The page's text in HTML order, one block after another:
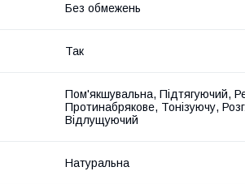
Без обмежень
Так
Пом'якшувальна, Підтягуючий,
Протинабрякове, Тонізуючу,
Відлущуючий
Натуральна